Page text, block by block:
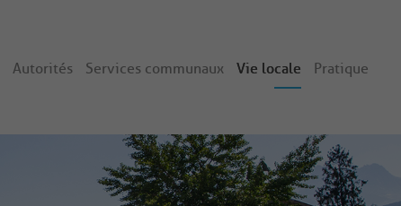
Autorités Services communaux Vie locale Pratique